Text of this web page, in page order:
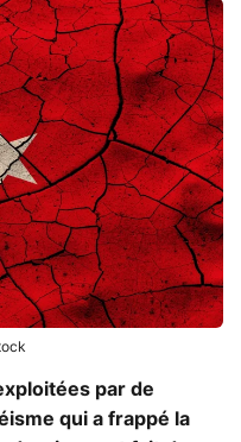
par de
qui a frappé la